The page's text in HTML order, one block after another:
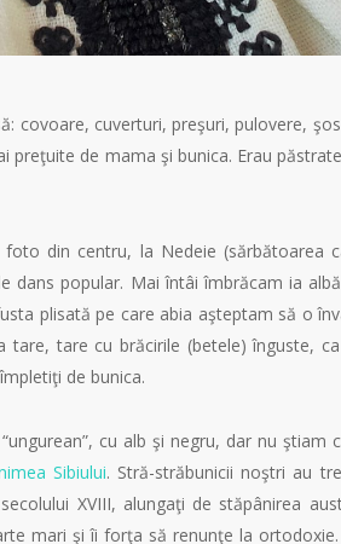
covoare, cuverturi, preşuri, pulovere,
preţuite de mama şi bunica. Erau
din centru, la Nedeie (sărbătoarea
dans popular. Mai întâi îmbrăcam ia
plisată pe care abia aşteptam să o
tare cu brăcirile (betele) înguste,
de bunica.
cu alb şi negru, dar nu ştiam
Sibiului. Stră-străbunicii noştri au
XVIII, alungaţi de stăpânirea
mari şi îi forţa să renunţe la ortodoxie.